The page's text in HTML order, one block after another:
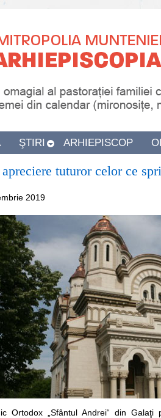
ŞTIRI ARHIEPISCOP
tuturor celor ce
2019
Ortodox „Sfântul Andrei“ din